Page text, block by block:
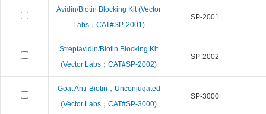
Avidin/Biotin Blocking Kit (Vector
Labs；CAT#SP-2001)
SP-2001
Streptavidin/Biotin Blocking Kit
(Vector Labs；CAT#SP-2002)
SP-2002
Goat Anti-Biotin，Unconjugated
(Vector Labs；CAT#SP-3000)
SP-3000